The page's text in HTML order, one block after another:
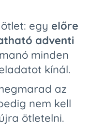
egy előre
adventi
minden
kínál.
az
nem kell
ötletelni.